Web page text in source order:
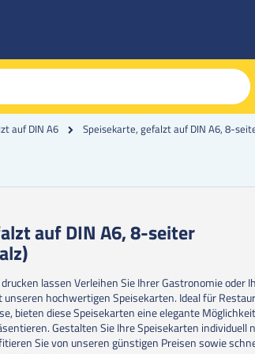
auf DIN A6 Speisekarte, gefalzt auf DIN A6, 8-
auf DIN A6, 8-seiter
lassen Verleihen Sie Ihrer Gastronomie oder
hochwertigen Speisekarten. Ideal für
bieten diese Speisekarten eine elegante
Gestalten Sie Ihre Speisekarten individuell
Sie von unseren günstigen Preisen sowie